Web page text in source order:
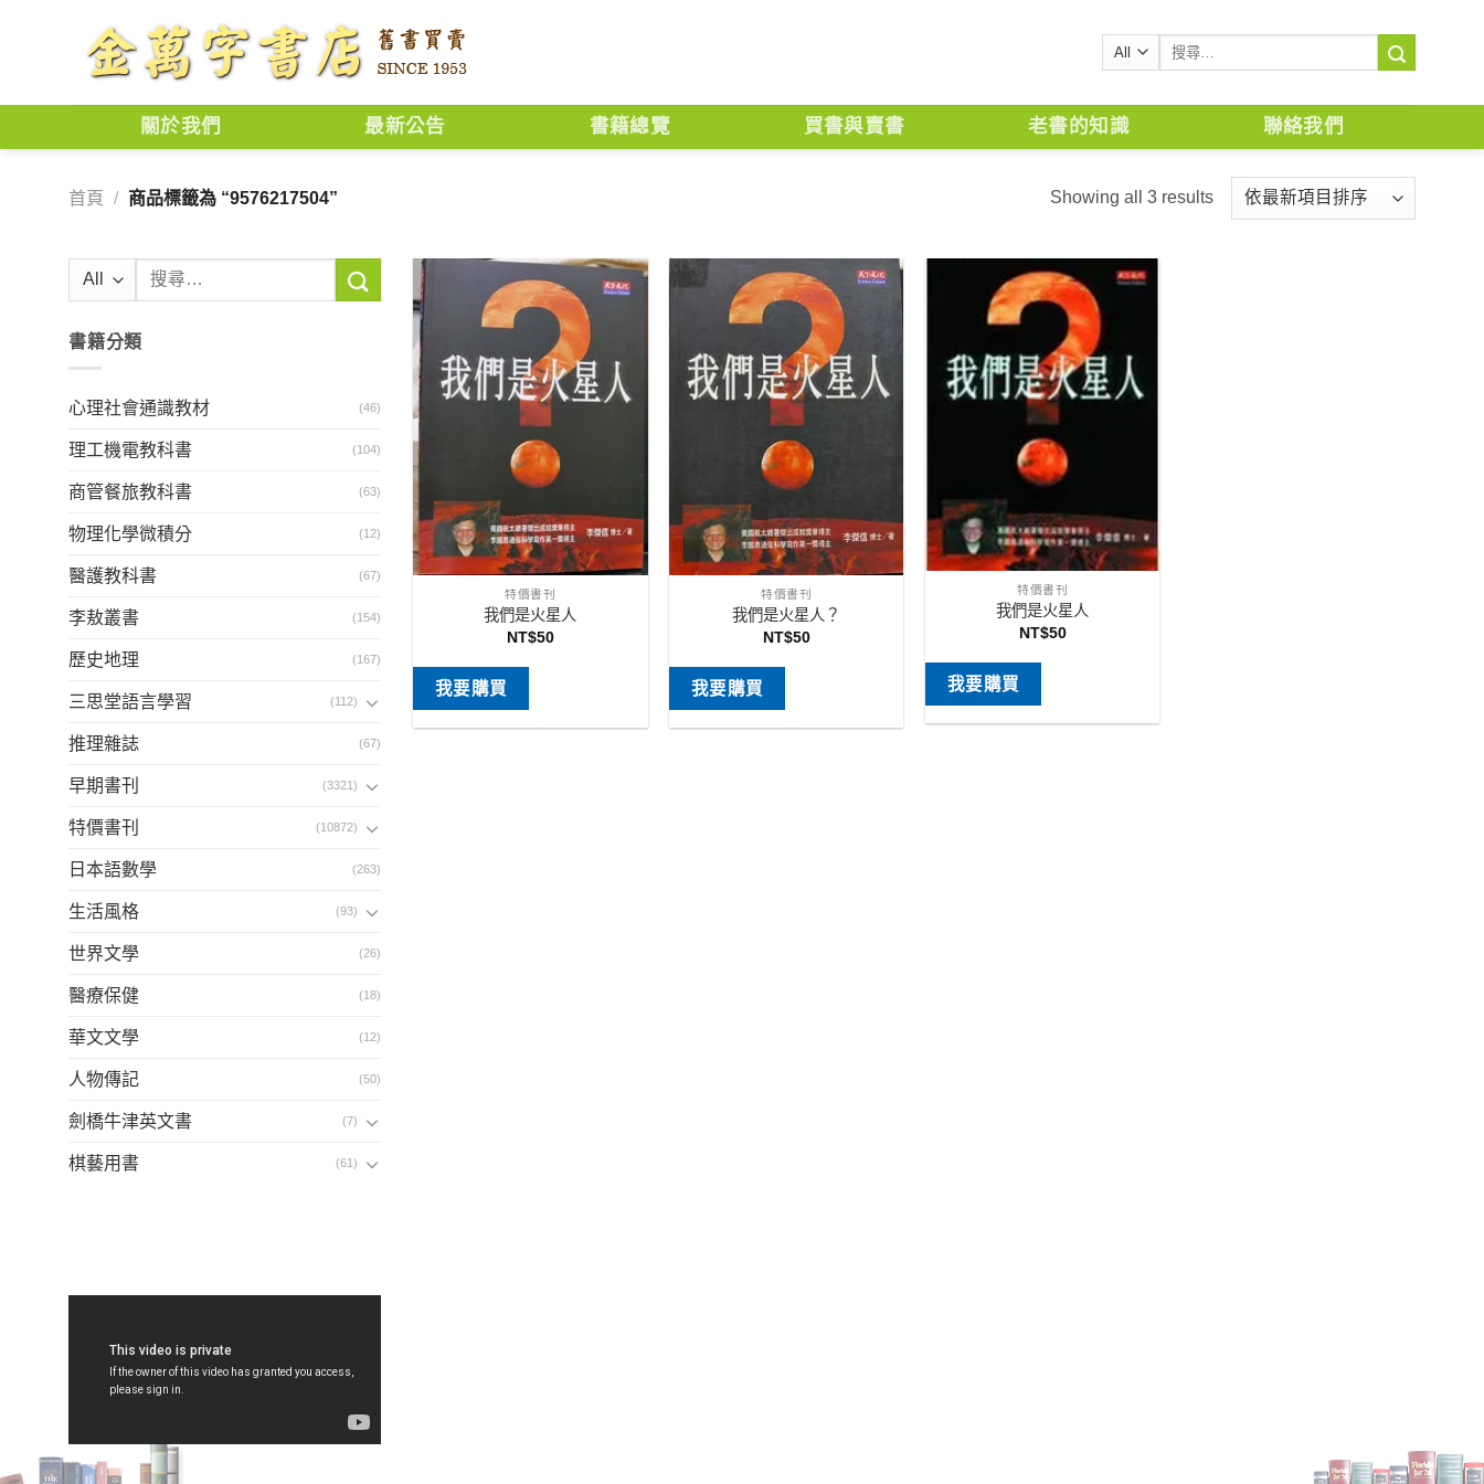
搜
鍵
關於我們 最新公告 書籍總覽 買書與賣書 老書的知識 聯絡我們
首頁 / 商品標籤為 “9576217504” Showing all 3 results
搜
鍵
書籍分類
心理社會通識教材 (46)
理工機電教科書 (104)
商管餐旅教科書 (63)
物理化學微積分 (12)
醫護教科書 (67)
李敖叢書 (154)
歷史地理 (167)
三思堂語言學習 (112)
推理雜誌 (67)
早期書刊 (3321)
特價書刊 (10872)
日本語數學 (263)
生活風格 (93)
世界文學 (26)
醫療保健 (18)
華文文學 (12)
人物傳記 (50)
劍橋牛津英文書 (7)
棋藝用書 (61)
特價書刊
我們是火星人
NT$50
我要購買
特價書刊
我們是火星人？
NT$50
我要購買
特價書刊
我們是火星人
NT$50
我要購買